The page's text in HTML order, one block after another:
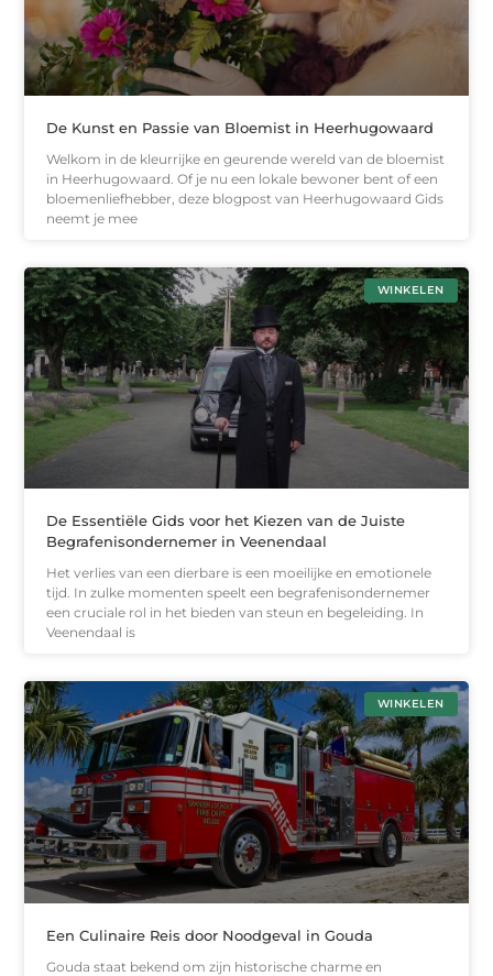
De Kunst en Passie van Bloemist in Heerhugowaard
Welkom in de kleurrijke en geurende wereld van de bloemist
in Heerhugowaard. Of je nu een lokale bewoner bent of een
bloemenliefhebber, deze blogpost van Heerhugowaard Gids
neemt je mee
WINKELEN
De Essentiële Gids voor het Kiezen van de Juiste
Begrafenisondernemer in Veenendaal
Het verlies van een dierbare is een moeilijke en emotionele
tijd. In zulke momenten speelt een begrafenisondernemer
een cruciale rol in het bieden van steun en begeleiding. In
Veenendaal is
WINKELEN
Een Culinaire Reis door Noodgeval in Gouda
Gouda staat bekend om zijn historische charme en